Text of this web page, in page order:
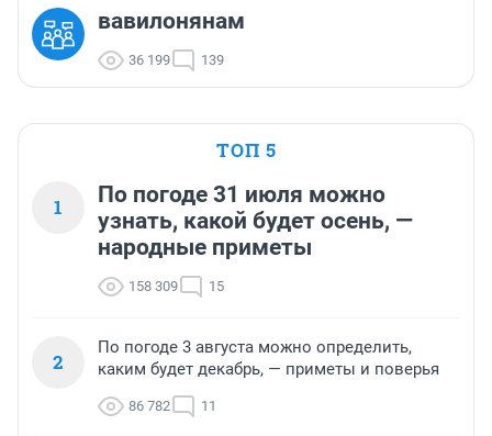
вавилонянам
36 199 139
ТОП 5
1
По погоде 31 июля можно
узнать, какой будет осень, —
народные приметы
158 309 15
2
По погоде 3 августа можно определить,
каким будет декабрь, — приметы и поверья
86 782 11